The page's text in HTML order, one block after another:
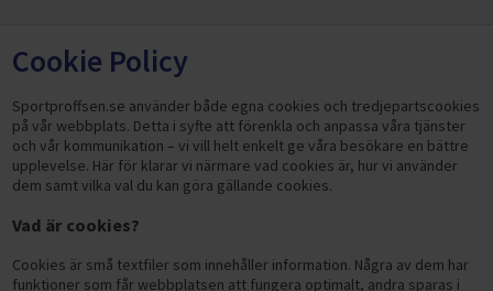
ELCYKLARNAS SOMMARFÖRSÄLJNING
KAJAKER OCH SUP-BRÄDOR
REA PÅ STUDSMATTOR
SOMMARREA PÅ TRÄNING OCH STYRKETRÄNING
CYKELTILLBEHÖR & RESERVDELAR OUTLET
HÄLSA & VÄLMÅENDE – SÄSONGSRENSNING
Paketerbjudanden
ELCYKLAR
ELCYKLAR DAM
ELCYKLAR CITY
ELCYKLAR MOUNTAINBIKE
SOMMARIDROTT
SUP-BRÄDOR
Träningsbänkar
FÖRVARING AV VIKTER
LÖPBAND
Gympa, pilates och fitness
Cookie Policy
Sportproffsen.se använder både egna cookies och tredjepartscookies
på vår webbplats. Detta i syfte att förenkla och anpassa våra tjänster
och vår kommunikation – vi vill helt enkelt ge våra besökare en bättre
upplevelse. Här för klarar vi närmare vad cookies är, hur vi använder
dem samt vilka val du kan göra gällande cookies.
Vad är cookies?
Cookies är små textfiler som innehåller information. Några av dem har
funktioner som får webbplatsen att fungera optimalt, andra sparas i